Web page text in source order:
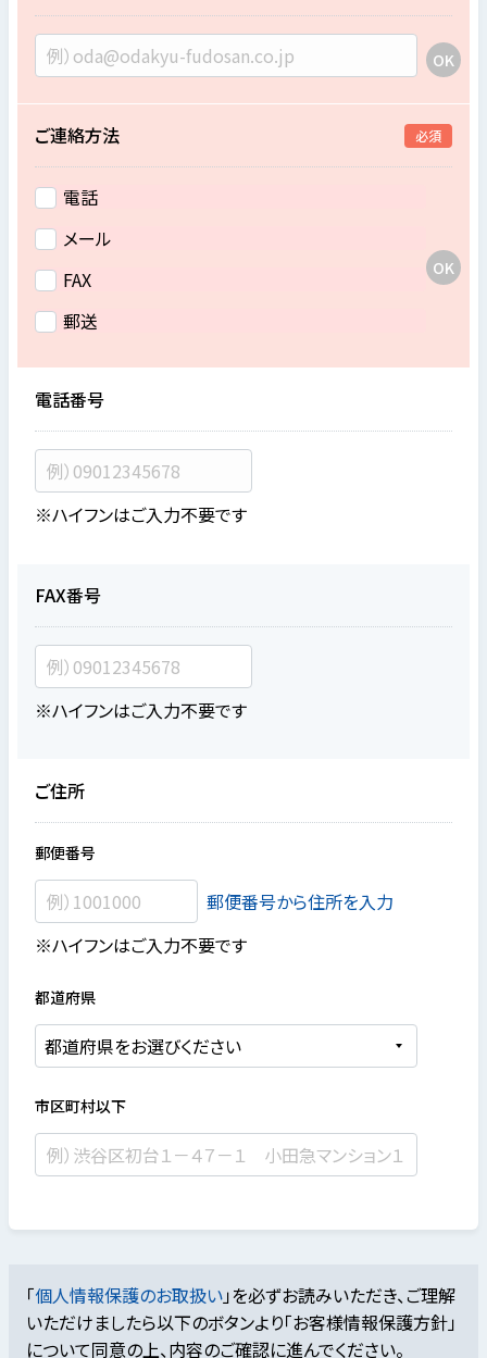
ご連絡方法 必須
電話
メール
FAX
郵送
電話番号
※ハイフンはご入力不要です
FAX番号
※ハイフンはご入力不要です
ご住所
郵便番号
郵便番号から住所を入力
※ハイフンはご入力不要です
都道府県
市区町村以下
「個人情報保護のお取扱い」を必ずお読みいただき、ご理解
いただけましたら以下のボタンより「お客様情報保護方針」
について同意の上、内容のご確認に進んでください。